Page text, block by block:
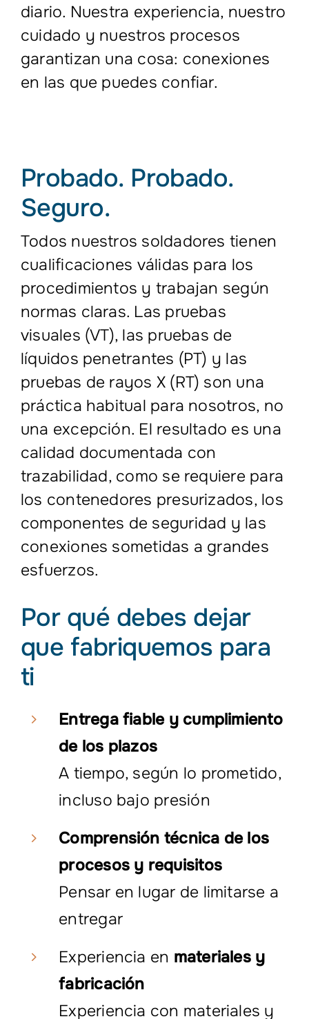
diario. Nuestra experiencia, nuestro
cuidado y nuestros procesos
garantizan una cosa: conexiones
en las que puedes confiar.
Probado. Probado.
Seguro.
Todos nuestros soldadores tienen
cualificaciones válidas para los
procedimientos y trabajan según
normas claras. Las pruebas
visuales (VT), las pruebas de
líquidos penetrantes (PT) y las
pruebas de rayos X (RT) son una
práctica habitual para nosotros, no
una excepción. El resultado es una
calidad documentada con
trazabilidad, como se requiere para
los contenedores presurizados, los
componentes de seguridad y las
conexiones sometidas a grandes
esfuerzos.
Por qué debes dejar
que fabriquemos para
ti
Entrega fiable y cumplimiento
de los plazos
A tiempo, según lo prometido,
incluso bajo presión
Comprensión técnica de los
procesos y requisitos
Pensar en lugar de limitarse a
entregar
Experiencia en materiales y
fabricación
Experiencia con materiales y